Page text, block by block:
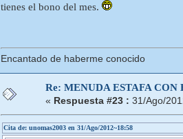
tienes el bono del mes.
Encantado de haberme conocido
Re: MENUDA ESTAFA CON
« Respuesta #23 : 31/Ago/
Cita de: unomas2003 en 31/Ago/2012~18:58